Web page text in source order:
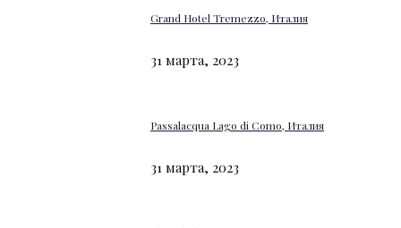
Grand Hotel Tremezzo, Италия
31 марта, 2023
Passalacqua Lago di Como, Италия
31 марта, 2023